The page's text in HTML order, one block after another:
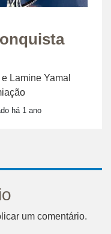
Lamine Yamal
há 1 ano
um comentário.